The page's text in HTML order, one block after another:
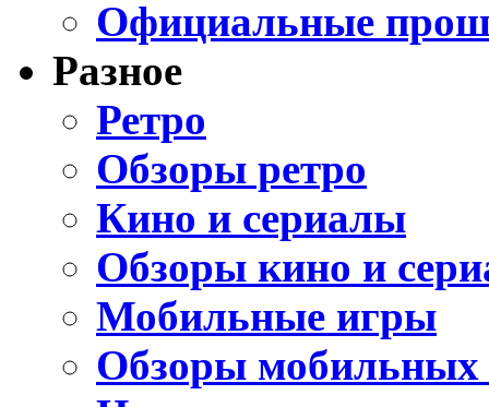
Официальные
Разное
Ретро
Обзоры ретро
Кино и сериалы
Обзоры кино и
Мобильные игры
Обзоры мобильных